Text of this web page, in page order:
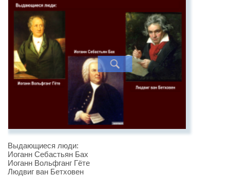
Выдающиеся люди:
Иоганн Себастьян Бах
Иоганн Вольфганг Гёте
Людвиг ван Бетховен